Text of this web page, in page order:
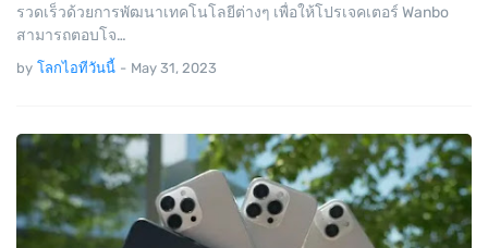
รวดเร็วด้วยการพัฒนาเทคโนโลยีต่างๆ เพื่อให้โปรเจคเตอร์ Wanbo
สามารถตอบโจ…
by โลกไอทีวันนี้ - May 31, 2023